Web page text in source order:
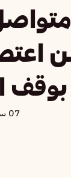
بوقف
07 سبتمبر 2025